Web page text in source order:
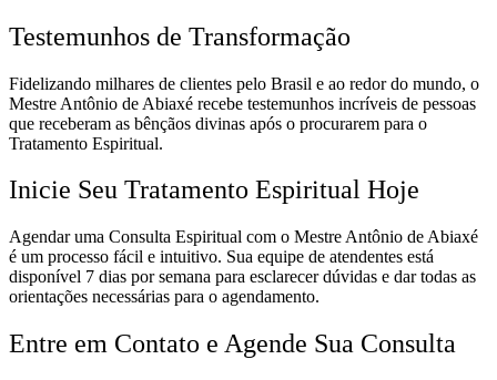
Testemunhos de Transformação
Fidelizando milhares de clientes pelo Brasil e ao redor do mundo, o
Mestre Antônio de Abiaxé recebe testemunhos incríveis de pessoas
que receberam as bênçãos divinas após o procurarem para o
Tratamento Espiritual.
Inicie Seu Tratamento Espiritual Hoje
Agendar uma Consulta Espiritual com o Mestre Antônio de Abiaxé
é um processo fácil e intuitivo. Sua equipe de atendentes está
disponível 7 dias por semana para esclarecer dúvidas e dar todas as
orientações necessárias para o agendamento.
Entre em Contato e Agende Sua Consulta